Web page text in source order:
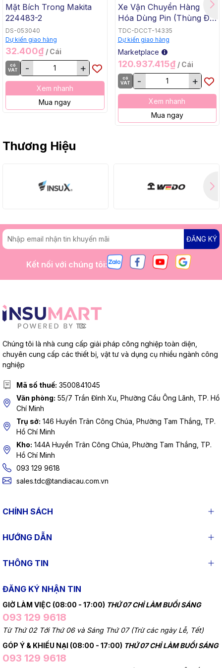
Mặt Bích Trong Makita
224483-2
DS-053040
Dự kiến giao hàng
32.400₫ / Cái
có
VAT
- +
Xem nhanh
Mua ngay
Xe Vận Chuyển Hàng
Hóa Dùng Pin (Thùng Đế
Bằng, BL, 18Vx2) Makita
DCU605Z
TDC-DCCT-14335
Dự kiến giao hàng
Marketplace
120.937.415₫ / Cái
có
VAT
- +
Xem nhanh
Mua ngay
Thương Hiệu
ĐĂNG KÝ
Kết nối với chúng tôi:
Chúng tôi là nhà cung cấp giải pháp công nghiệp toàn diện,
chuyên cung cấp các thiết bị, vật tư và dụng cụ nhiều ngành công
nghiệp
Mã số thuế: 3500841045
Văn phòng: 55/7 Trần Đình Xu, Phường Cầu Ông Lãnh, TP. Hồ
Chí Minh
Trụ sở: 146 Huyền Trân Công Chúa, Phường Tam Thắng, TP.
Hồ Chí Minh
Kho: 144A Huyền Trân Công Chúa, Phường Tam Thắng, TP.
Hồ Chí Minh
093 129 9618
sales.tdc@tandiacau.com.vn
CHÍNH SÁCH
HƯỚNG DẪN
THÔNG TIN
ĐĂNG KÝ NHẬN TIN
GIỜ LÀM VIỆC (08:00 - 17:00) THỨ 07 CHỈ LÀM BUỔI SÁNG
093 129 9618
Từ Thứ 02 Tới Thứ 06 và Sáng Thứ 07 (Trừ các ngày Lễ, Tết)
GÓP Ý & KHIẾU NẠI (08:00 - 17:00) THỨ 07 CHỈ LÀM BUỔI SÁNG
093 129 9618